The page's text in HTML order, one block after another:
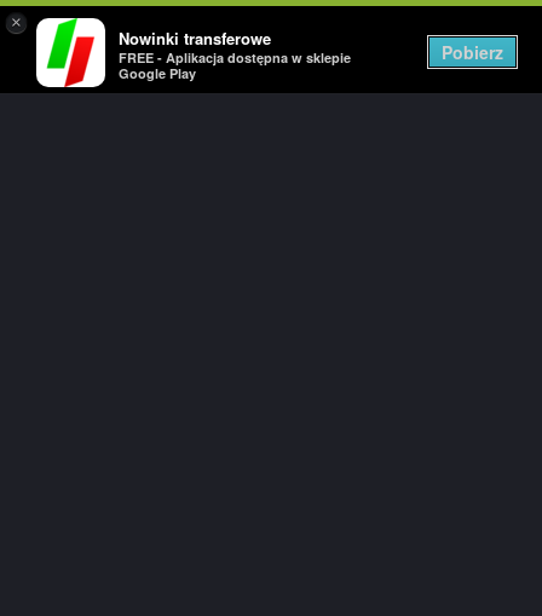
×
Nowinki transferowe
FREE - Aplikacja dostępna w sklepie
Google Play
Pobierz